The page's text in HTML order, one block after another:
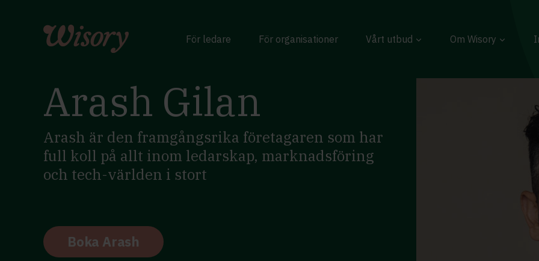
För ledare För organisationer Vårt utbud Om Wisory
Arash Gilan
Arash är den framgångsrika företagaren som har
full koll på allt inom ledarskap, marknadsföring
och tech-världen i stort
Boka Arash